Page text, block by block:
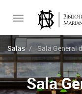
Toggle
navigation
Salas Sala General
Sala